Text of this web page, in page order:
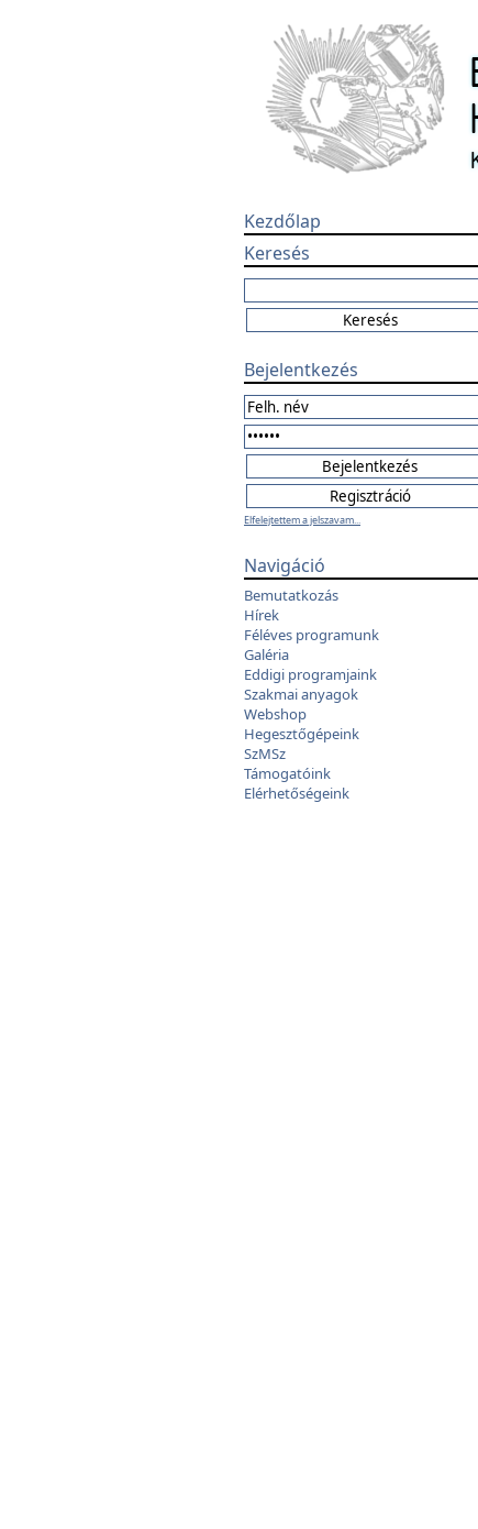
Kezdőlap
Keresés
Bejelentkezés
Elfelejtettem a jelszavam...
Navigáció
Bemutatkozás
Hírek
Féléves programunk
Galéria
Eddigi programjaink
Szakmai anyagok
Webshop
Hegesztőgépeink
SzMSz
Támogatóink
Elérhetőségeink